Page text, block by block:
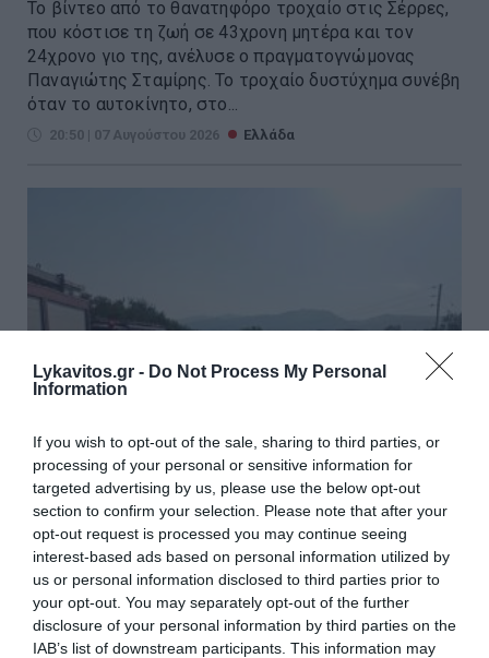
Lykavitos.gr - Do Not Process My Personal
Information
If you wish to opt-out of the sale, sharing to third parties, or
processing of your personal or sensitive information for
targeted advertising by us, please use the below opt-out
section to confirm your selection. Please note that after your
opt-out request is processed you may continue seeing
interest-based ads based on personal information utilized by
us or personal information disclosed to third parties prior to
your opt-out. You may separately opt-out of the further
disclosure of your personal information by third parties on the
IAB’s list of downstream participants. This information may
Το βίντεο από το θανατηφόρο τροχαίο στις Σέρρες,
που κόστισε τη ζωή σε 43χρονη μητέρα και τον
24χρονο γιο της, ανέλυσε ο πραγματογνώμονας
Παναγιώτης Σταμίρης. Το τροχαίο δυστύχημα συνέβη
όταν το αυτοκίνητο, στο...
20:50 | 07 Αυγούστου 2026 Ελλάδα
Σέρρες: Βίντεο-ντοκουμέντο από
το τροχαίο με νεκρούς μητέρα
και γιο
Βίντεο από κάμερα φορτηγού καταγράφει τη στιγμή